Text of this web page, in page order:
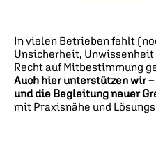
In vielen Betrieben fehlt
Unsicherheit, Unwissenheit
Recht auf Mitbestimmung
Auch hier unterstützen wir
und die Begleitung neuer
mit Praxisnähe und